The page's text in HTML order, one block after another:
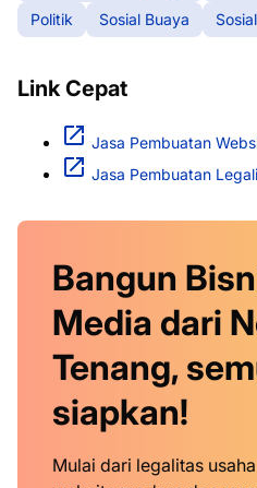
Politik
Sosial Buaya
Link Cepat
Jasa Pembuatan
Jasa Pembuatan
Bangun
Media dari
Tenang,
siapkan!
Mulai dari legalitas